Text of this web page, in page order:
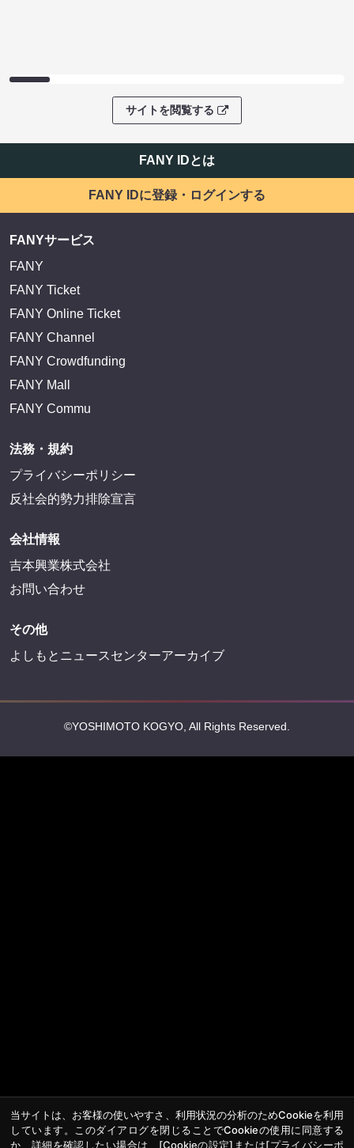
サイトを閲覧する
FANY IDとは
FANY IDに登録・ログインする
FANYサービス
FANY
FANY Ticket
FANY Online Ticket
FANY Channel
FANY Crowdfunding
FANY Mall
FANY Commu
法務・規約
プライバシーポリシー
反社会的勢力排除宣言
会社情報
吉本興業株式会社
お問い合わせ
その他
よしもとニュースセンターアーカイブ
©YOSHIMOTO KOGYO, All Rights Reserved.
当サイトは、お客様の使いやすさ、利用状況の分析のためCookieを利用
しています。このダイアログを閉じることでCookieの使用に同意する
か、詳細を確認したい場合は、 [Cookieの設定] または[プライバシーポ